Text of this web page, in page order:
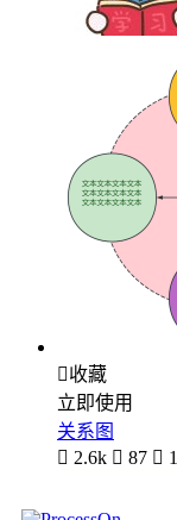
收藏
立即使用
关系图
 2.6k  87  1